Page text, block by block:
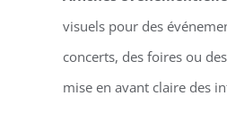
visuels pour des
concerts, des foires ou
mise en avant claire des